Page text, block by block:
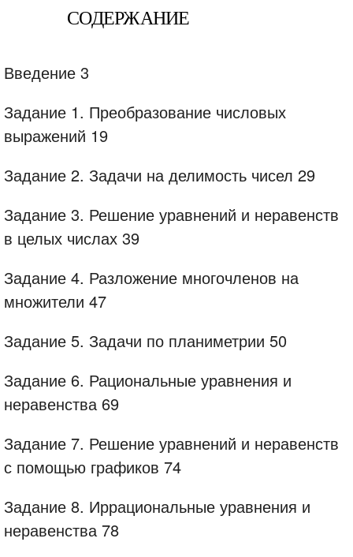
СОДЕРЖАНИЕ
Введение 3
Задание 1. Преобразование числовых
выражений 19
Задание 2. Задачи на делимость чисел 29
Задание 3. Решение уравнений и неравенств
в целых числах 39
Задание 4. Разложение многочленов на
множители 47
Задание 5. Задачи по планиметрии 50
Задание 6. Рациональные уравнения и
неравенства 69
Задание 7. Решение уравнений и неравенств
с помощью графиков 74
Задание 8. Иррациональные уравнения и
неравенства 78